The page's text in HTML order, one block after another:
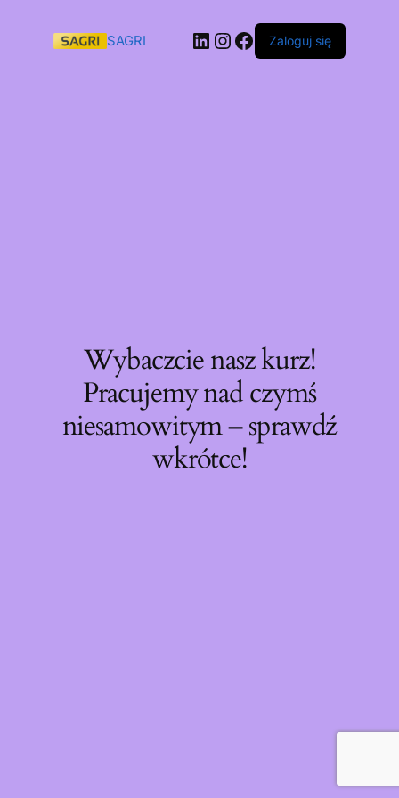
SAGRI Zaloguj się
Wybaczcie nasz kurz!
Pracujemy nad czymś
niesamowitym – sprawdź
wkrótce!